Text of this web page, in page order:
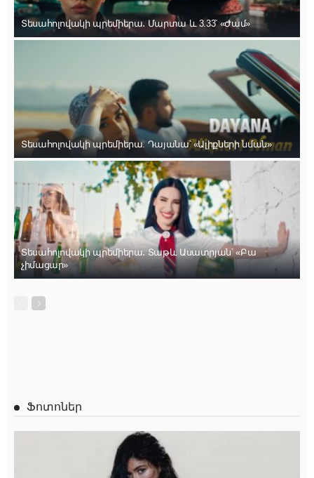
Տեսահոլովակի պրեմիերա․ Մարտա և 3.33՝ «Ժամ»
Տեսահոլովակի պրեմիերա. Դայանա՝ «Ալիքների նման»
Տեսահոլովակի պրեմիերա․ Տաթև Ասատրյան՝ «Բա
չիմացար»
Ֆոտոներ